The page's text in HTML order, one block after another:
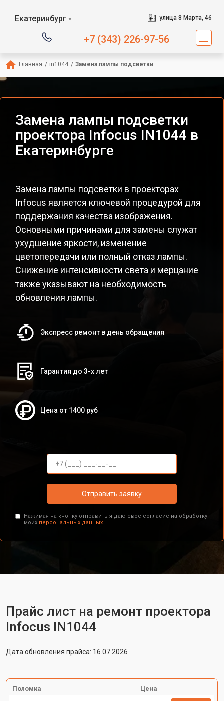
Екатеринбург ▼ улица 8 Марта, 46
+7 (343) 226-97-56
Главная / in1044 / Замена лампы подсветки
Замена лампы подсветки
проектора Infocus IN1044 в
Екатеринбурге
Замена лампы подсветки в проекторах
Infocus является ключевой процедурой для
поддержания качества изображения.
Основными причинами для замены служат
ухудшение яркости, изменение
цветопередачи или полный отказ лампы.
Снижение интенсивности света и мерцание
также указывают на необходимость
обновления лампы.
Экспресс ремонт в день обращения
Гарантия до 3-х лет
Цена от 1400 руб
Отправить заявку
Нажимая на кнопку отправить я даю свое согласие на обработку
моих персональных данных.
Прайс лист на ремонт проектора
Infocus IN1044
Дата обновления прайса: 16.07.2026
Поломка Цена